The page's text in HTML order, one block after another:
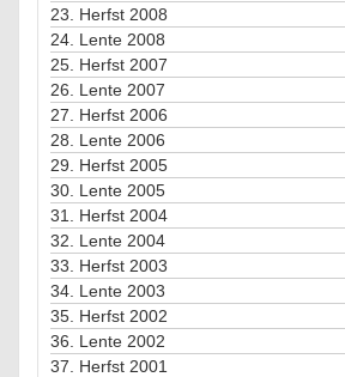
23. Herfst 2008
24. Lente 2008
25. Herfst 2007
26. Lente 2007
27. Herfst 2006
28. Lente 2006
29. Herfst 2005
30. Lente 2005
31. Herfst 2004
32. Lente 2004
33. Herfst 2003
34. Lente 2003
35. Herfst 2002
36. Lente 2002
37. Herfst 2001